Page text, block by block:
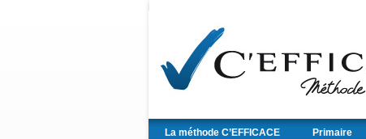
La méthode C’EFFICACE Primaire